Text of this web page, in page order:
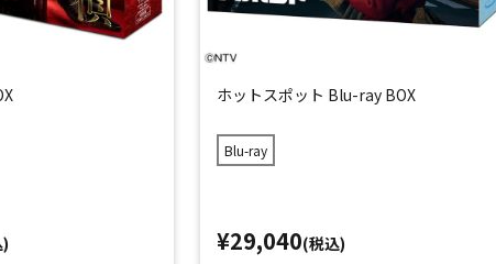
ホットスポット Blu-ray BOX
Blu-ray
¥29,040(税込)